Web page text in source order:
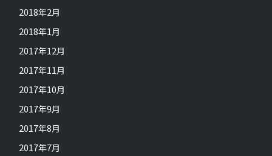
2018年2月
2018年1月
2017年12月
2017年11月
2017年10月
2017年9月
2017年8月
2017年7月